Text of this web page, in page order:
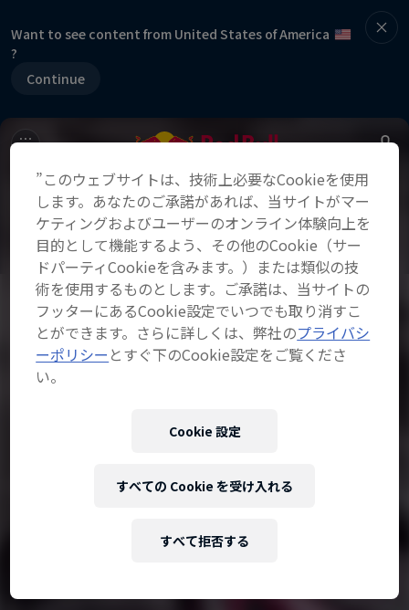
Want to see content from United States of America
?
Continue
”このウェブサイトは、技術上必要なCookieを使用
します。あなたのご承諾があれば、当サイトがマー
ケティングおよびユーザーのオンライン体験向上を
目的として機能するよう、その他のCookie（サー
ドパーティCookieを含みます。）または類似の技
術を使用するものとします。ご承諾は、当サイトの
フッターにあるCookie設定でいつでも取り消すこ
とができます。さらに詳しくは、弊社のプライバシ
ーポリシー とすぐ下のCookie設定をご覧くださ
い。
Cookie 設定
すべて拒否する
すべての Cookie を受け入れる